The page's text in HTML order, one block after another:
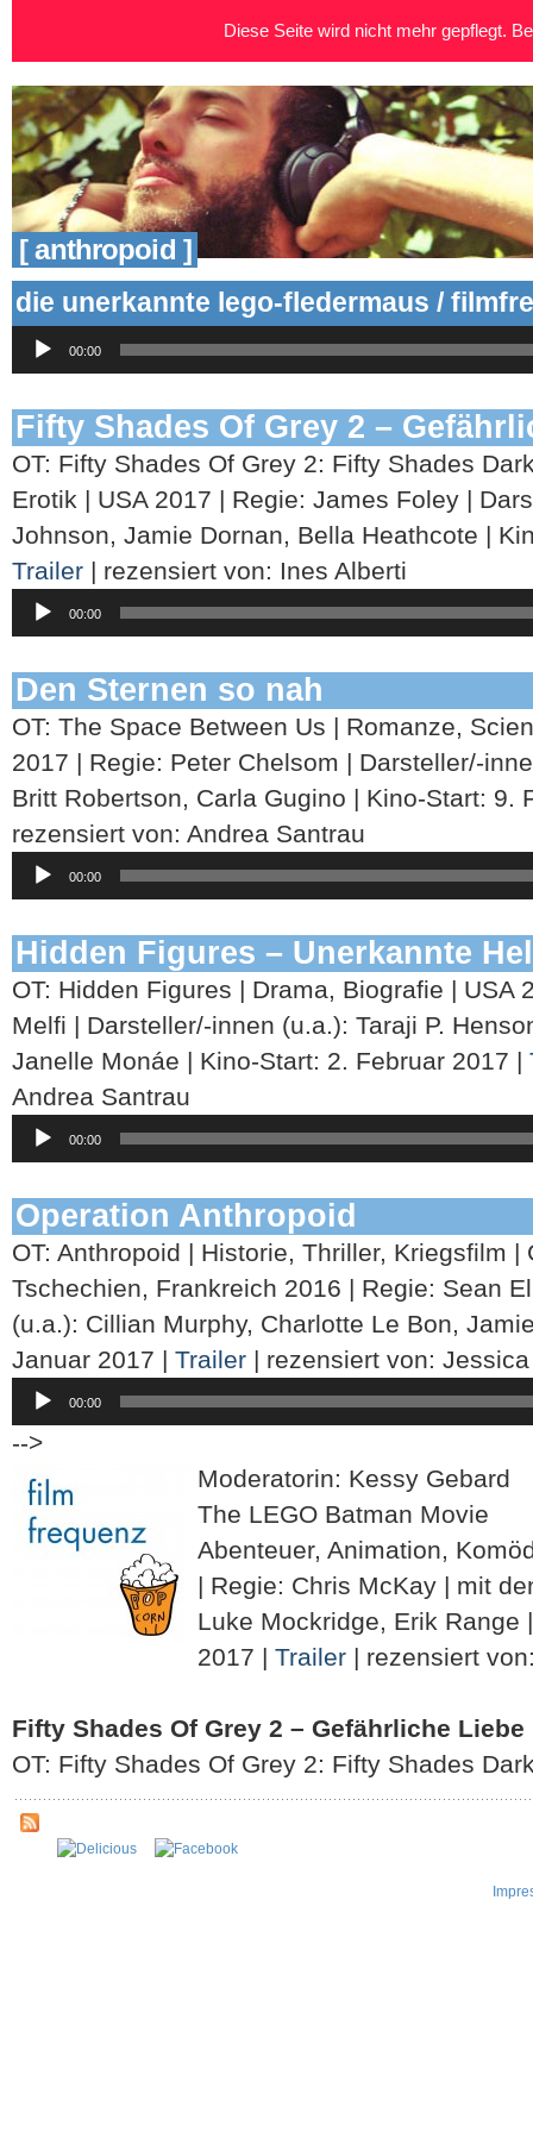
[ anthropoid ]
die unerkannte lego-fledermaus /
Player
00:00
Fifty Shades Of Grey 2 –
OT: Fifty Shades Of Grey 2: Fifty Shades
Erotik | USA 2017 | Regie: James Foley |
Johnson, Jamie Dornan, Bella Heathcote |
Trailer | rezensiert von: Ines Alberti
Player
00:00
Den Sternen so nah
OT: The Space Between Us | Romanze,
2017 | Regie: Peter Chelsom | Darsteller/-
Britt Robertson, Carla Gugino | Kino-Start: 9.
rezensiert von: Andrea Santrau
Player
00:00
Hidden Figures – Unerkannte
OT: Hidden Figures | Drama, Biografie | USA
Melfi | Darsteller/-innen (u.a.): Taraji P.
Janelle Monáe | Kino-Start: 2. Februar 2017 |
Andrea Santrau
Player
00:00
Operation Anthropoid
OT: Anthropoid | Historie, Thriller, Kriegsfilm |
Tschechien, Frankreich 2016 | Regie: Sean
(u.a.): Cillian Murphy, Charlotte Le Bon,
Januar 2017 | Trailer | rezensiert von:
Player
00:00
-->
Moderatorin: Kessy Gebard
The LEGO Batman Movie
Abenteuer, Animation,
| Regie: Chris McKay | mit
Luke Mockridge, Erik Range
2017 | Trailer | rezensiert
Fifty Shades Of Grey 2 – Gefährliche Liebe
OT: Fifty Shades Of Grey 2: Fifty Shades
Diese Seite wird nicht mehr gepflegt.